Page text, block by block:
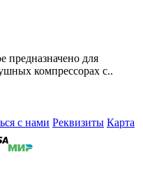
предназначено для
компрессорах с..
с нами Реквизиты Карта